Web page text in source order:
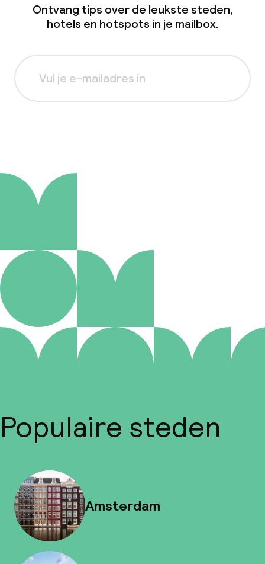
Ontvang tips over de leukste steden,
hotels en hotspots in je mailbox.
Populaire steden
Amsterdam